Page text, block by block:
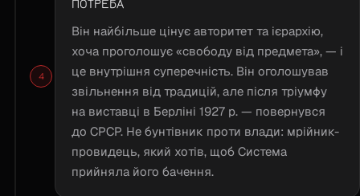
ПОТРЕБА
Він найбільше цінує авторитет та ієрархію,
хоча проголошує «свободу від предмета», — і
це внутрішня суперечність. Він оголошував
звільнення від традицій, але після тріумфу
на виставці в Берліні 1927 р. — повернувся
до СРСР. Не бунтівник проти влади: мрійник-
провидець, який хотів, щоб Система
прийняла його бачення.